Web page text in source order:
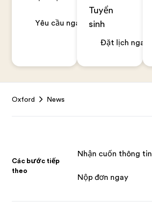
Yêu cầu ngay
Tuyển
sinh
Đặt lịch ngay
Oxford News
Các bước tiếp
theo
Nhận cuốn thông tin
Nộp đơn ngay